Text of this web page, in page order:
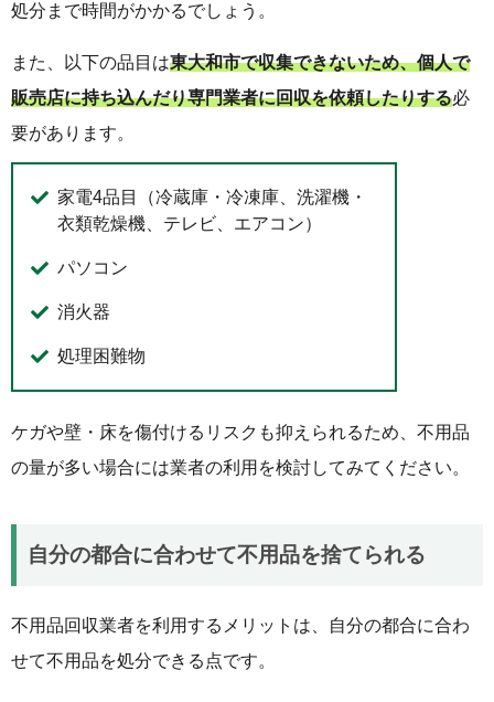
処分まで時間がかかるでしょう。
また、以下の品目は東大和市で収集できないため、個人で
販売店に持ち込んだり専門業者に回収を依頼したりする必
要があります。
家電4品目（冷蔵庫・冷凍庫、洗濯機・
衣類乾燥機、テレビ、エアコン）
パソコン
消火器
処理困難物
ケガや壁・床を傷付けるリスクも抑えられるため、不用品
の量が多い場合には業者の利用を検討してみてください。
自分の都合に合わせて不用品を捨てられる
不用品回収業者を利用するメリットは、自分の都合に合わ
せて不用品を処分できる点です。